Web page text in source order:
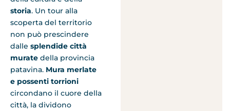
storia. Un tour alla
scoperta del territorio
non può prescindere
dalle splendide città
murate della provincia
patavina. Mura merlate
e possenti torrioni
circondano il cuore della
città, la dividono